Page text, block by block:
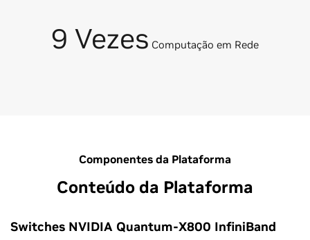
9 Vezes Computação em Rede
Componentes da Plataforma
Conteúdo da Plataforma
Switches NVIDIA Quantum-X800 InfiniBand